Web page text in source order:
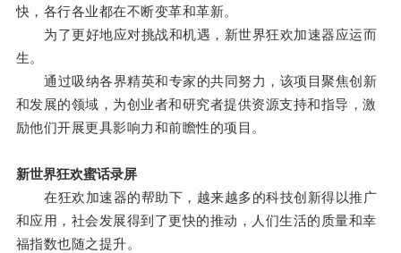
快，各行各业都在不断变革和革新。
为了更好地应对挑战和机遇，新世界狂欢加速器应运而
生。
通过吸纳各界精英和专家的共同努力，该项目聚焦创新
和发展的领域，为创业者和研究者提供资源支持和指导，激
励他们开展更具影响力和前瞻性的项目。
新世界狂欢蜜话录屏
在狂欢加速器的帮助下，越来越多的科技创新得以推广
和应用，社会发展得到了更快的推动，人们生活的质量和幸
福指数也随之提升。